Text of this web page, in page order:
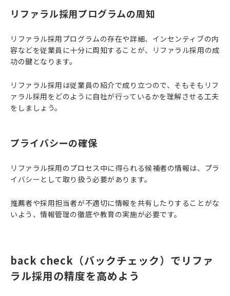
リファラル採用プログラムの周知
リファラル採用プログラムの存在や詳細、インセンティブの内
容などを従業員に十分に周知することが、リファラル採用の成
功の鍵となります。
リファラル採用は従業員の紹介で成り立つので、そもそもリフ
ァラル採用をどのように自社が行っているかを理解させる工夫
をしましょう。
プライバシーの確保
リファラル採用のプロセス中に得られる候補者の情報は、プラ
イバシーとして取り扱う必要があります。
推薦者や採用担当者が不適切に情報を共有したりすることがな
いよう、情報管理の徹底や教育の実施が必要です。
back check（バックチェック）でリファ
ラル採用の精度を高めよう